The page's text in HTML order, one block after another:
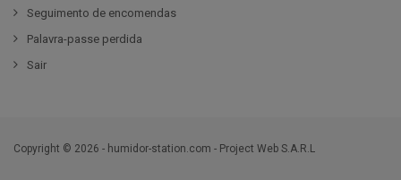
Seguimento de encomendas
Palavra-passe perdida
Sair
Copyright © 2026 - humidor-station.com - Project Web S.A.R.L